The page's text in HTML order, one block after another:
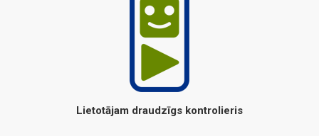
Lietotājam draudzīgs kontrolieris